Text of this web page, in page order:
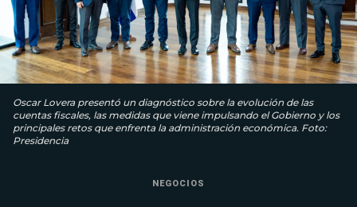
Oscar Lovera presentó un diagnóstico sobre la evolución de las
cuentas fiscales, las medidas que viene impulsando el Gobierno y los
principales retos que enfrenta la administración económica. Foto:
Presidencia
NEGOCIOS